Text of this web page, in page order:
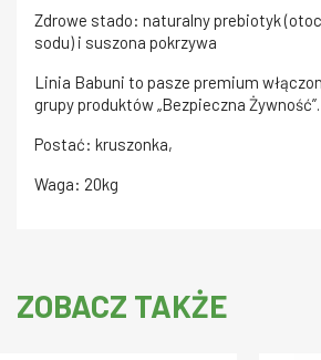
Zdrowe stado: naturalny prebiotyk
sodu) i suszona pokrzywa
Linia Babuni to pasze premium
grupy produktów „Bezpieczna Żywność”.
Postać: kruszonka,
Waga: 20kg
ZOBACZ TAKŻE